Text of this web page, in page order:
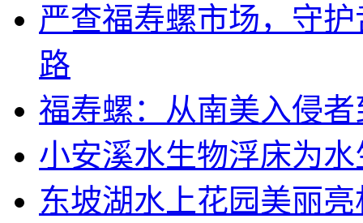
严查福寿螺市场，守
路
福寿螺：从南美入侵
小安溪水生物浮床为
东坡湖水上花园美丽